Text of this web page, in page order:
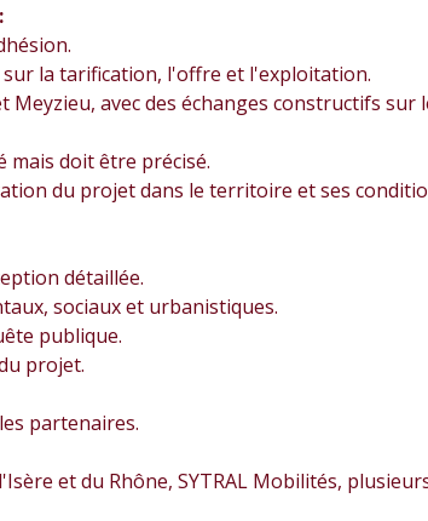
la tarification, l'offre et l'exploitation.
avec des échanges constructifs
doit être précisé.
du projet dans le territoire et ses
détaillée.
sociaux et urbanistiques.
publique.
projet.
partenaires.
et du Rhône, SYTRAL Mobilités,